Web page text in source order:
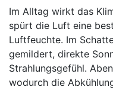
Im Alltag wirkt das
spürt die Luft eine
Luftfeuchte. Im
gemildert, direkte
Strahlungsgefühl.
wodurch die